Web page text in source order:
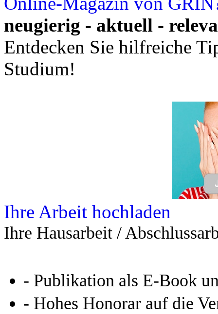
neugierig - aktuell -
Entdecken Sie hilfreiche
Studium!
Ihre Arbeit hochladen
Ihre Hausarbeit /
- Publikation als E-Book
- Hohes Honorar auf die